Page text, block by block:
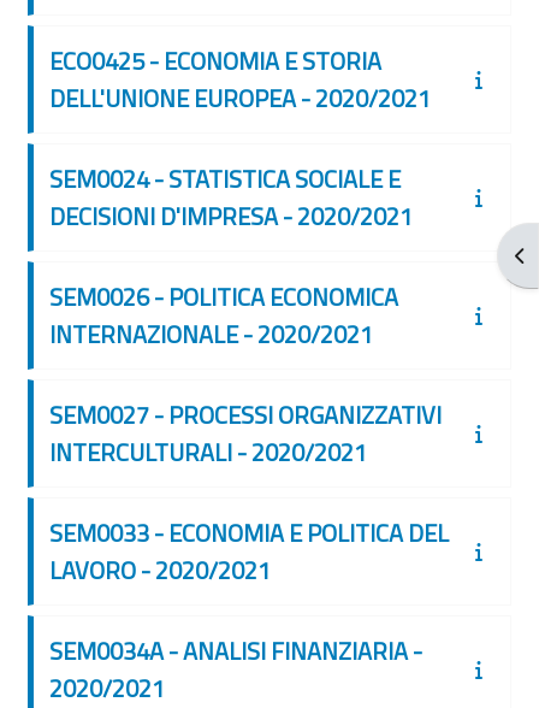
ECO0425 - ECONOMIA E STORIA
DELL'UNIONE EUROPEA - 2020/2021
SEM0024 - STATISTICA SOCIALE E
DECISIONI D'IMPRESA - 2020/2021
SEM0026 - POLITICA ECONOMICA
INTERNAZIONALE - 2020/2021
SEM0027 - PROCESSI ORGANIZZATIVI
INTERCULTURALI - 2020/2021
SEM0033 - ECONOMIA E POLITICA DEL
LAVORO - 2020/2021
SEM0034A - ANALISI FINANZIARIA -
2020/2021